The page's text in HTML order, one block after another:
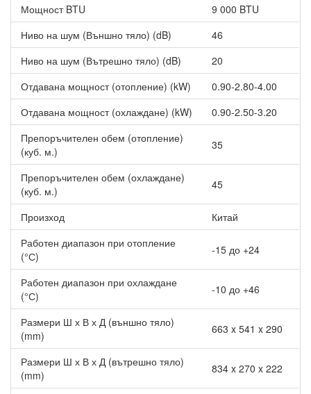
Мощност BTU
9 000 BTU
Ниво на шум (Външно тяло) (dB)
46
Ниво на шум (Вътрешно тяло) (dB)
20
Отдавана мощност (отопление) (kW)
0.90-2.80-4.00
Отдавана мощност (охлаждане) (kW)
0.90-2.50-3.20
Препоръчителен обем (отопление)
(куб. м.)
35
Препоръчителен обем (охлаждане)
(куб. м.)
45
Произход
Китай
Работен диапазон при отопление
(°С)
-15 до +24
Работен диапазон при охлаждане
(°С)
-10 до +46
Размери Ш х В х Д (външно тяло)
(mm)
663 x 541 x 290
Размери Ш х В х Д (вътрешно тяло)
(mm)
834 x 270 x 222